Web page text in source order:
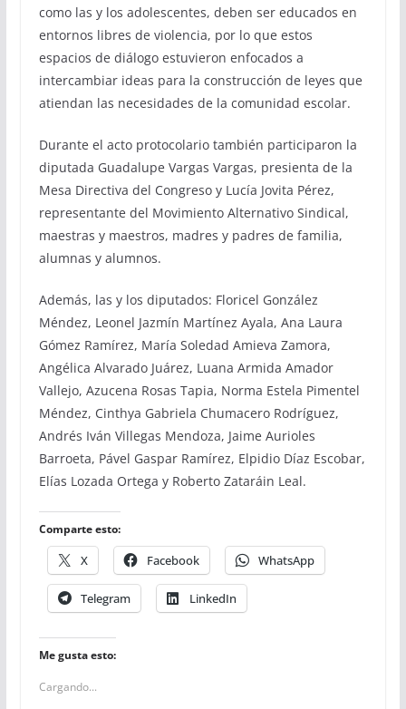
como las y los adolescentes, deben ser educados en
entornos libres de violencia, por lo que estos
espacios de diálogo estuvieron enfocados a
intercambiar ideas para la construcción de leyes que
atiendan las necesidades de la comunidad escolar.
Durante el acto protocolario también participaron la
diputada Guadalupe Vargas Vargas, presienta de la
Mesa Directiva del Congreso y Lucía Jovita Pérez,
representante del Movimiento Alternativo Sindical,
maestras y maestros, madres y padres de familia,
alumnas y alumnos.
Además, las y los diputados: Floricel González
Méndez, Leonel Jazmín Martínez Ayala, Ana Laura
Gómez Ramírez, María Soledad Amieva Zamora,
Angélica Alvarado Juárez, Luana Armida Amador
Vallejo, Azucena Rosas Tapia, Norma Estela Pimentel
Méndez, Cinthya Gabriela Chumacero Rodríguez,
Andrés Iván Villegas Mendoza, Jaime Aurioles
Barroeta, Pável Gaspar Ramírez, Elpidio Díaz Escobar,
Elías Lozada Ortega y Roberto Zataráin Leal.
Comparte esto:
X Facebook WhatsApp
Telegram LinkedIn
Me gusta esto:
Cargando...